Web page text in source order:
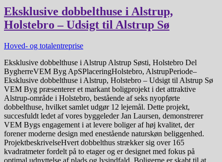
Eksklusive dobbelthuse i Alstrup,
Holstebro – Udsigt til Alstrup Sø
Hoved- og totalentreprise
Eksklusive dobbelthuse i Alstrup Alstrup Søsti, Holstebro Del
BygherreVEM Byg ApSPlaceringHolstebro, AlstrupPeriode–
Eksklusive dobbelthuse i Alstrup, Holstebro – Udsigt til Alstrup Sø
VEM Byg præsenterer et markant boligprojekt i det attraktive
Alstrup-område i Holstebro, bestående af seks nyopførte
dobbelthuse, hvilket samlet udgør 12 lejemål. Dette projekt,
succesfuldt ledet af vores byggeleder Jan Laursen, demonstrerer
VEM Bygs engagement i at levere boliger af høj kvalitet, der
forener moderne design med enestående naturskøn beliggenhed.
ProjektbeskrivelseHvert dobbelthus strækker sig over 165
kvadratmeter fordelt på to etager og er designet med fokus på
optimal udnyttelse af plads og lysindfald. Boligerne er skabt til at